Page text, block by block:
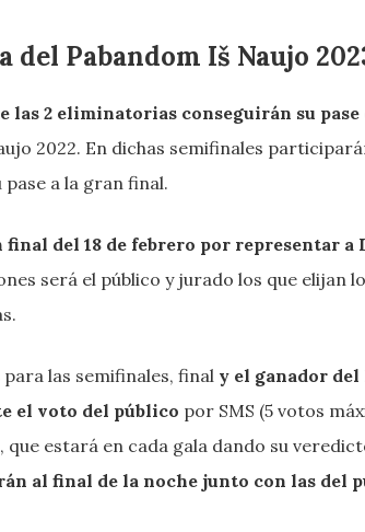
del Pabandom Iš Naujo
las 2 eliminatorias conseguirán su pase
2022. En dichas semifinales
pase a la gran final.
del 18 de febrero por representar a
será el público y jurado los que elijan
para las semifinales, final y el ganador del
el voto del público por SMS (5 votos
, que estará en cada gala dando su
al final de la noche junto con las del